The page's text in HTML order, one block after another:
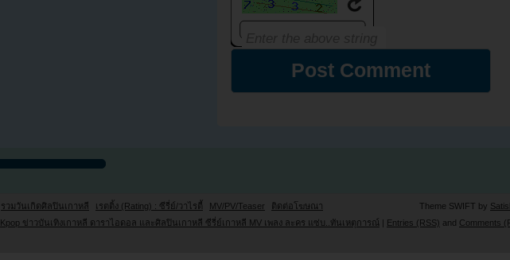
รวมวันเกิดศิลปินเกาหลี เรตติ้ง (Rating) : ซีรี่ย์/วาไรตี้ MV/PV/Teaser ติดต่อโฆษณา Theme SWIFT by
Kpop ข่าวบันเทิงเกาหลี ดาราไอดอล และศิลปินเกาหลี ซีรี่ย์เกาหลี MV เพลง ละคร แซ่บ..ทันเหตุการณ์ | Entries (RSS) and Comments